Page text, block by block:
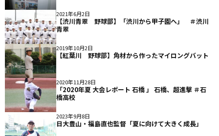
2021年6月2日
【渋川青翠 野球部】「渋川から甲子園へ」 ＃渋川
青翠
2019年10月2日
【紅葉川 野球部】角材から作ったマイロングバット
2020年11月28日
「2020年夏 大会レポート 石橋 」 石橋、超進撃 ＃石
橋高校
2023年9月8日
日大豊山・福島直也監督「夏に向けて大きく成長」